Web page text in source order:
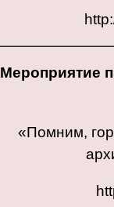
Мероприятие
«Помним,